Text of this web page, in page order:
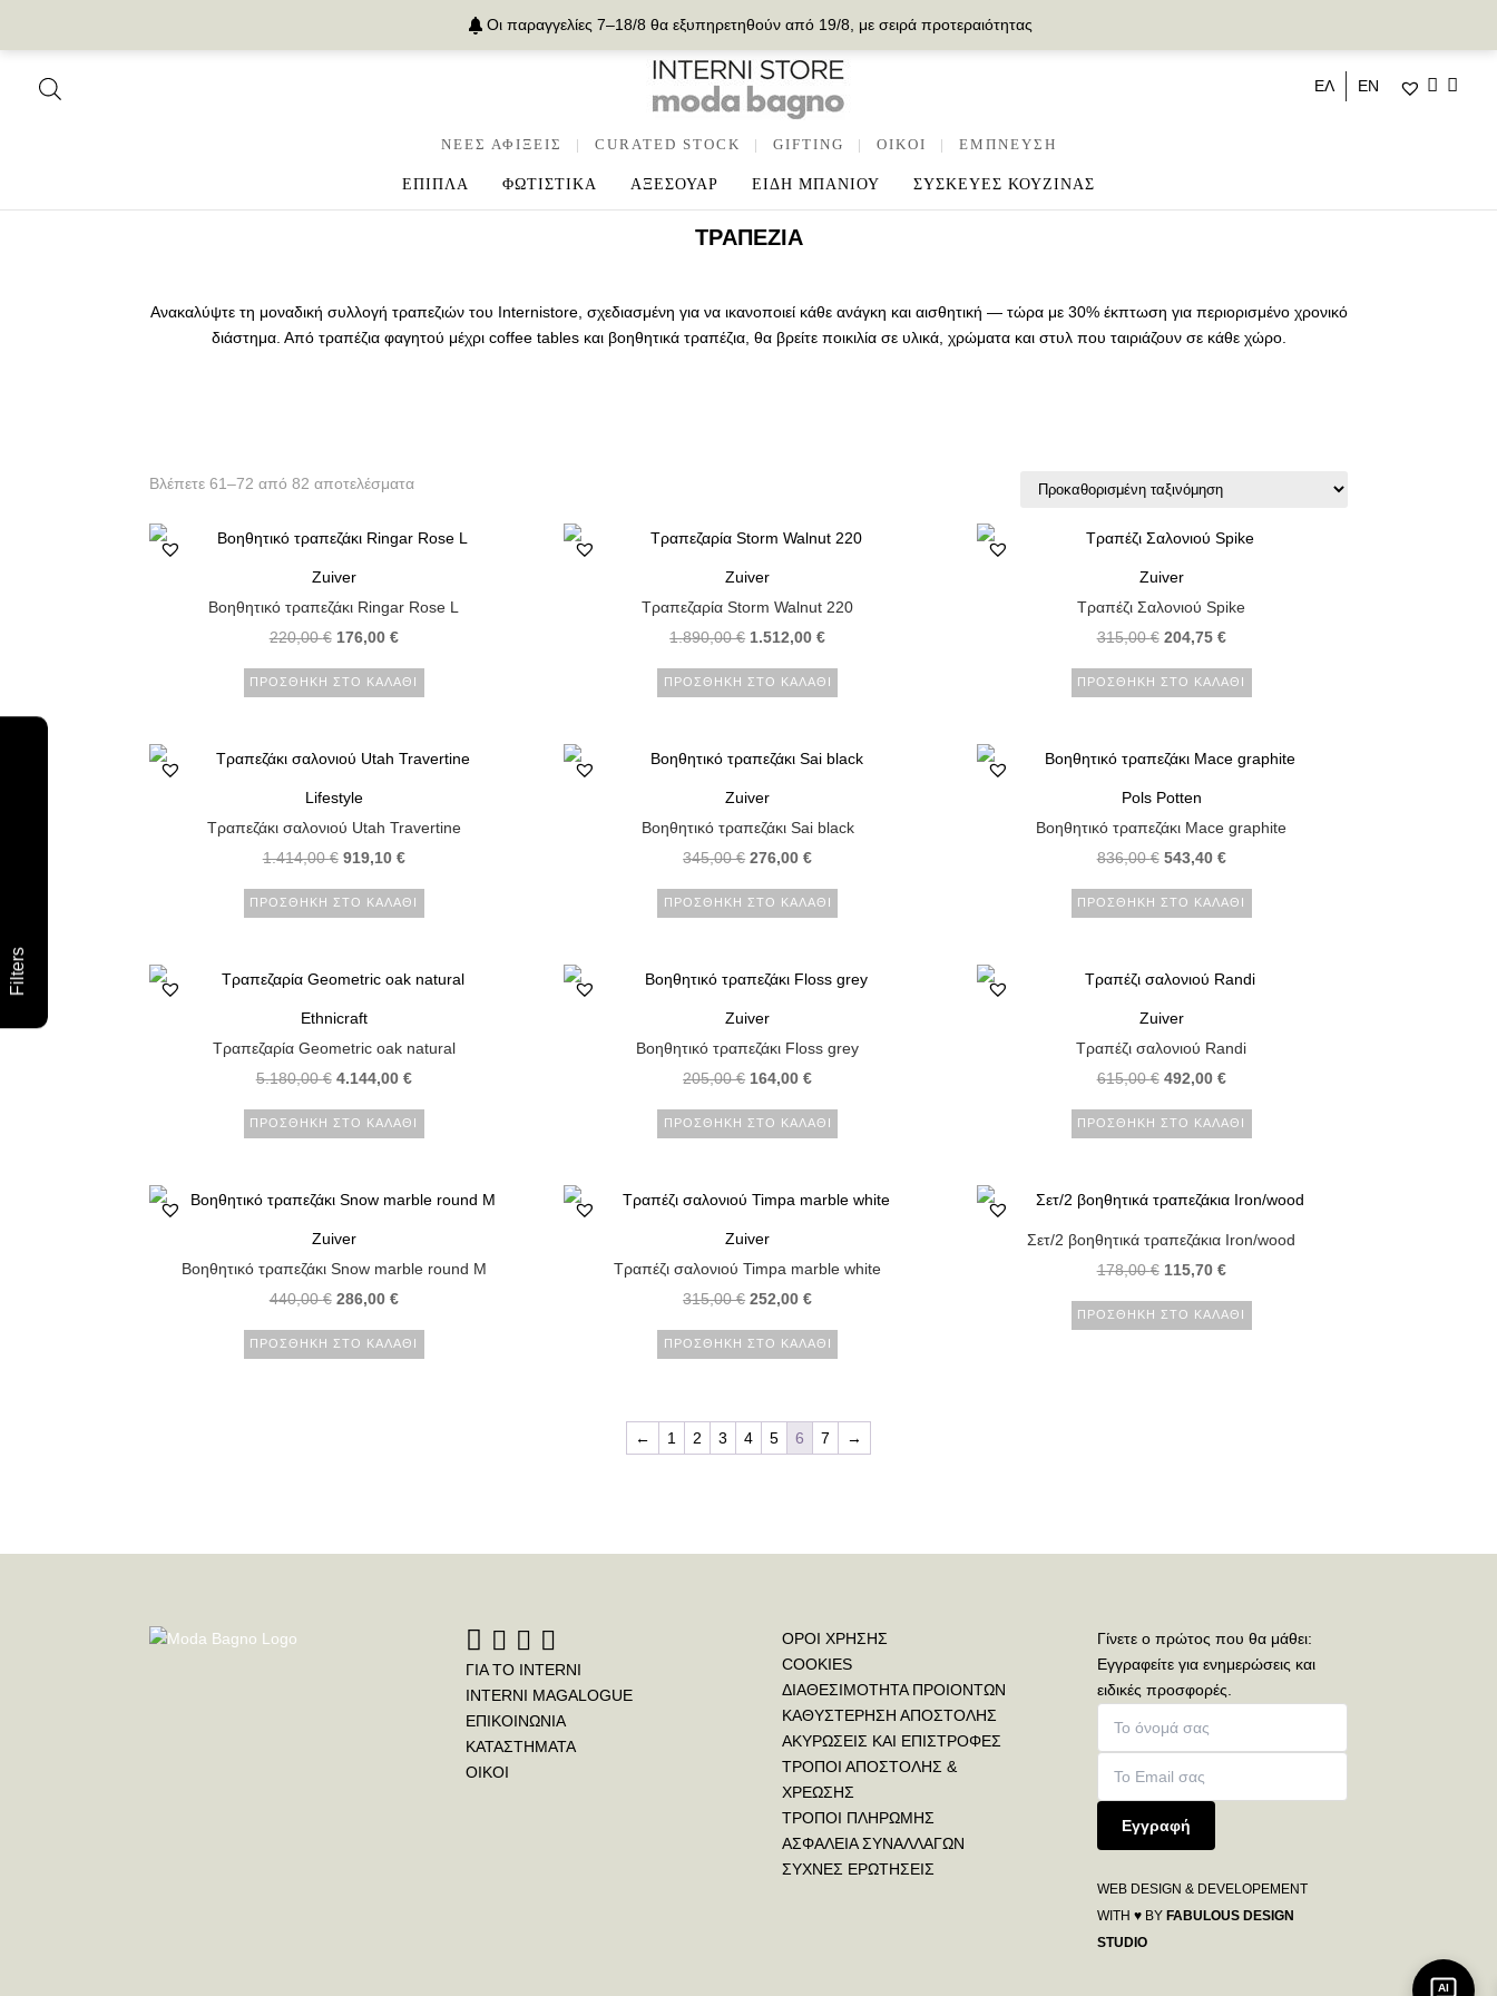
Οι παραγγελίες 7–18/8 θα εξυπηρετηθούν από 19/8, με σειρά προτεραιότητας
ΕΛ ΕΝ
ΝΕΕΣ ΑΦΙΞΕΙΣ | CURATED STOCK | GIFTING | OIKOI | ΕΜΠΝΕΥΣΗ
ΕΠΙΠΛΑ ΦΩΤΙΣΤΙΚΑ ΑΞΕΣΟΥΑΡ ΕΙΔΗ ΜΠΑΝΙΟΥ ΣΥΣΚΕΥΕΣ ΚΟΥΖΙΝΑΣ
ΤΡΑΠΈΖΙΑ
Ανακαλύψτε τη μοναδική συλλογή τραπεζιών του Internistore, σχεδιασμένη για να ικανοποιεί κάθε ανάγκη και αισθητική — τώρα με 30% έκπτωση για περιορισμένο χρονικό
διάστημα. Από τραπέζια φαγητού μέχρι coffee tables και βοηθητικά τραπέζια, θα βρείτε ποικιλία σε υλικά, χρώματα και στυλ που ταιριάζουν σε κάθε χώρο.
Filters
Βλέπετε 61–72 από 82 αποτελέσματα
Zuiver
Βοηθητικό τραπεζάκι Ringar Rose L
220,00€ 176,00 €
ΠΡΟΣΘΉΚΗ ΣΤΟ ΚΑΛΆΘΙ
Zuiver
Τραπεζαρία Storm Walnut 220
1.890,00€ 1.512,00€
ΠΡΟΣΘΉΚΗ ΣΤΟ ΚΑΛΆΘΙ
Zuiver
Τραπέζι Σαλονιού Spike
315,00€ 204,75 €
ΠΡΟΣΘΉΚΗ ΣΤΟ ΚΑΛΆΘΙ
Lifestyle
Τραπεζάκι σαλονιού Utah Travertine
1.414,00€ 919,10 €
ΠΡΟΣΘΉΚΗ ΣΤΟ ΚΑΛΆΘΙ
Zuiver
Βοηθητικό τραπεζάκι Sai black
345,00€ 276,00€
ΠΡΟΣΘΉΚΗ ΣΤΟ ΚΑΛΆΘΙ
Pols Potten
Βοηθητικό τραπεζάκι Mace graphite
836,00€ 543,40 €
ΠΡΟΣΘΉΚΗ ΣΤΟ ΚΑΛΆΘΙ
Ethnicraft
Τραπεζαρία Geometric oak natural
5.180,00€ 4.144,00 €
ΠΡΟΣΘΉΚΗ ΣΤΟ ΚΑΛΆΘΙ
Zuiver
Βοηθητικό τραπεζάκι Floss grey
205,00€ 164,00€
ΠΡΟΣΘΉΚΗ ΣΤΟ ΚΑΛΆΘΙ
Zuiver
Τραπέζι σαλονιού Randi
615,00€ 492,00 €
ΠΡΟΣΘΉΚΗ ΣΤΟ ΚΑΛΆΘΙ
Zuiver
Βοηθητικό τραπεζάκι Snow marble round M
440,00€ 286,00 €
ΠΡΟΣΘΉΚΗ ΣΤΟ ΚΑΛΆΘΙ
Zuiver
Τραπέζι σαλονιού Timpa marble white
315,00€ 252,00€
ΠΡΟΣΘΉΚΗ ΣΤΟ ΚΑΛΆΘΙ
Σετ/2 βοηθητικά τραπεζάκια Iron/wood
178,00€ 115,70 €
ΠΡΟΣΘΉΚΗ ΣΤΟ ΚΑΛΆΘΙ
← 1 2 3 4 5 6 7 →
ΓΙΑ ΤΟ INTERNI
INTERNI MAGALOGUE
ΕΠΙΚΟΙΝΩΝΙΑ
ΚΑΤΑΣΤΗΜΑΤΑ
ΟΙΚΟΙ
ΟΡΟΙ ΧΡΗΣΗΣ
COOKIES
ΔΙΑΘΕΣΙΜΟΤΗΤΑ ΠΡΟΙΟΝΤΩΝ
ΚΑΘΥΣΤΕΡΗΣΗ ΑΠΟΣΤΟΛΗΣ
ΑΚΥΡΩΣΕΙΣ ΚΑΙ ΕΠΙΣΤΡΟΦΕΣ
ΤΡΟΠΟΙ ΑΠΟΣΤΟΛΗΣ &
ΧΡΕΩΣΗΣ
ΤΡΟΠΟΙ ΠΛΗΡΩΜΗΣ
ΑΣΦΑΛΕΙΑ ΣΥΝΑΛΛΑΓΩΝ
ΣΥΧΝΕΣ ΕΡΩΤΗΣΕΙΣ
Γίνετε ο πρώτος που θα μάθει:
Εγγραφείτε για ενημερώσεις και
ειδικές προσφορές.
Εγγραφή
WEB DESIGN & DEVELOPEMENT
WITH ♥ BYFABULOUS DESIGN
STUDIO
AI